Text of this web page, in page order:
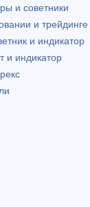
и советники
и трейдинге
и индикатор
и индикатор